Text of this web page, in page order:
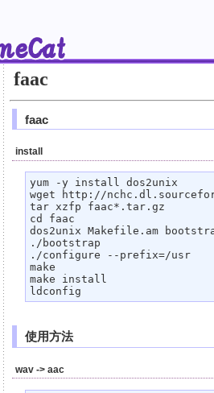
faac
faac
install
yum -y install dos2unix
wget http://
tar xzfp faac*.tar.gz
cd faac
dos2unix Makefile.am
./bootstrap
./configure --prefix=/usr
make
make install
ldconfig
使用方法
wav -> aac